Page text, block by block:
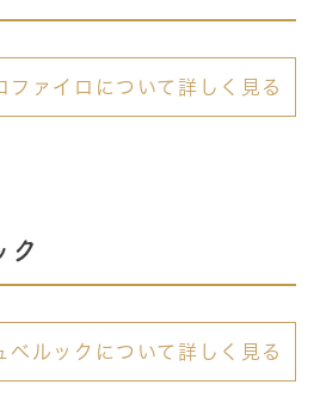
ファイロについて詳しく見る
ク
ベルックについて詳しく見る